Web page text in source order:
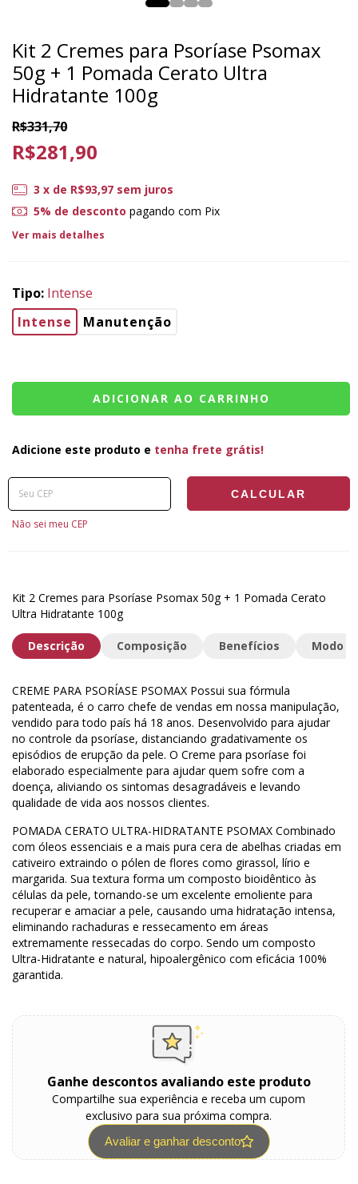
Kit 2 Cremes para Psoríase Psomax
50g + 1 Pomada Cerato Ultra
Hidratante 100g
R$331,70
R$281,90
3 x de R$93,97 sem juros
5% de desconto pagando com Pix
Ver mais detalhes
Tipo: Intense
Intense
Manutenção
Adicione este produto e tenha frete grátis!
Entregas para o CEP: ALTERAR CEP
CALCULAR
Não sei meu CEP
Kit 2 Cremes para Psoríase Psomax 50g + 1 Pomada Cerato
Ultra Hidratante 100g
Descrição Composição Benefícios Modo
CREME PARA PSORÍASE PSOMAX Possui sua fórmula
patenteada, é o carro chefe de vendas em nossa manipulação,
vendido para todo país há 18 anos. Desenvolvido para ajudar
no controle da psoríase, distanciando gradativamente os
episódios de erupção da pele. O Creme para psoríase foi
elaborado especialmente para ajudar quem sofre com a
doença, aliviando os sintomas desagradáveis e levando
qualidade de vida aos nossos clientes.
POMADA CERATO ULTRA-HIDRATANTE PSOMAX Combinado
com óleos essenciais e a mais pura cera de abelhas criadas em
cativeiro extraindo o pólen de flores como girassol, lírio e
margarida. Sua textura forma um composto bioidêntico às
células da pele, tornando-se um excelente emoliente para
recuperar e amaciar a pele, causando uma hidratação intensa,
eliminando rachaduras e ressecamento em áreas
extremamente ressecadas do corpo. Sendo um composto
Ultra-Hidratante e natural, hipoalergênico com eficácia 100%
garantida.
Ganhe descontos avaliando este produto
Compartilhe sua experiência e receba um cupom
exclusivo para sua próxima compra.
Avaliar e ganhar desconto